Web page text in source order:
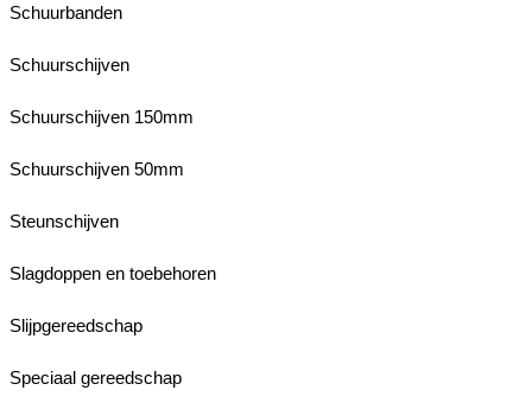
Schuurbanden
Schuurschijven
Schuurschijven 150mm
Schuurschijven 50mm
Steunschijven
Slagdoppen en toebehoren
Slijpgereedschap
Speciaal gereedschap